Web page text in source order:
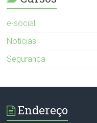
e-social
Notícias
Segurança
Endereço